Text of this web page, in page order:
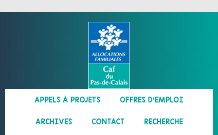
APPELS À PROJETS OFFRES D’EMPLOI
ARCHIVES CONTACT RECHERCHE